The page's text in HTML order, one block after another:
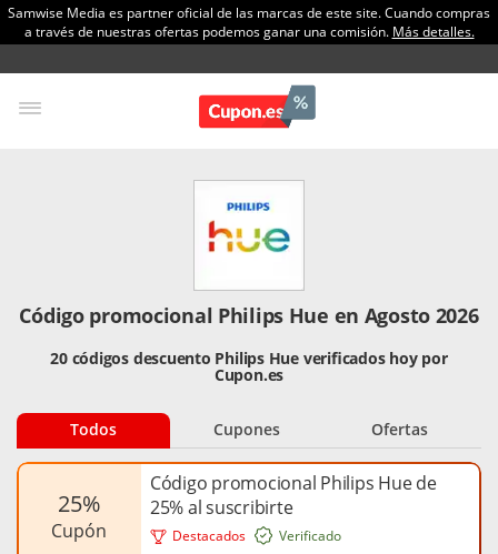
Samwise Media es partner oficial de las marcas de este site. Cuando compras
a través de nuestras ofertas podemos ganar una comisión. Más detalles.
Código promocional Philips Hue en Agosto 2026
20 códigos descuento Philips Hue verificados hoy por
Cupon.es
Todos Cupones Ofertas
Destacados
25%
cupón
Código promocional Philips Hue de
25% al suscribirte
Verificado